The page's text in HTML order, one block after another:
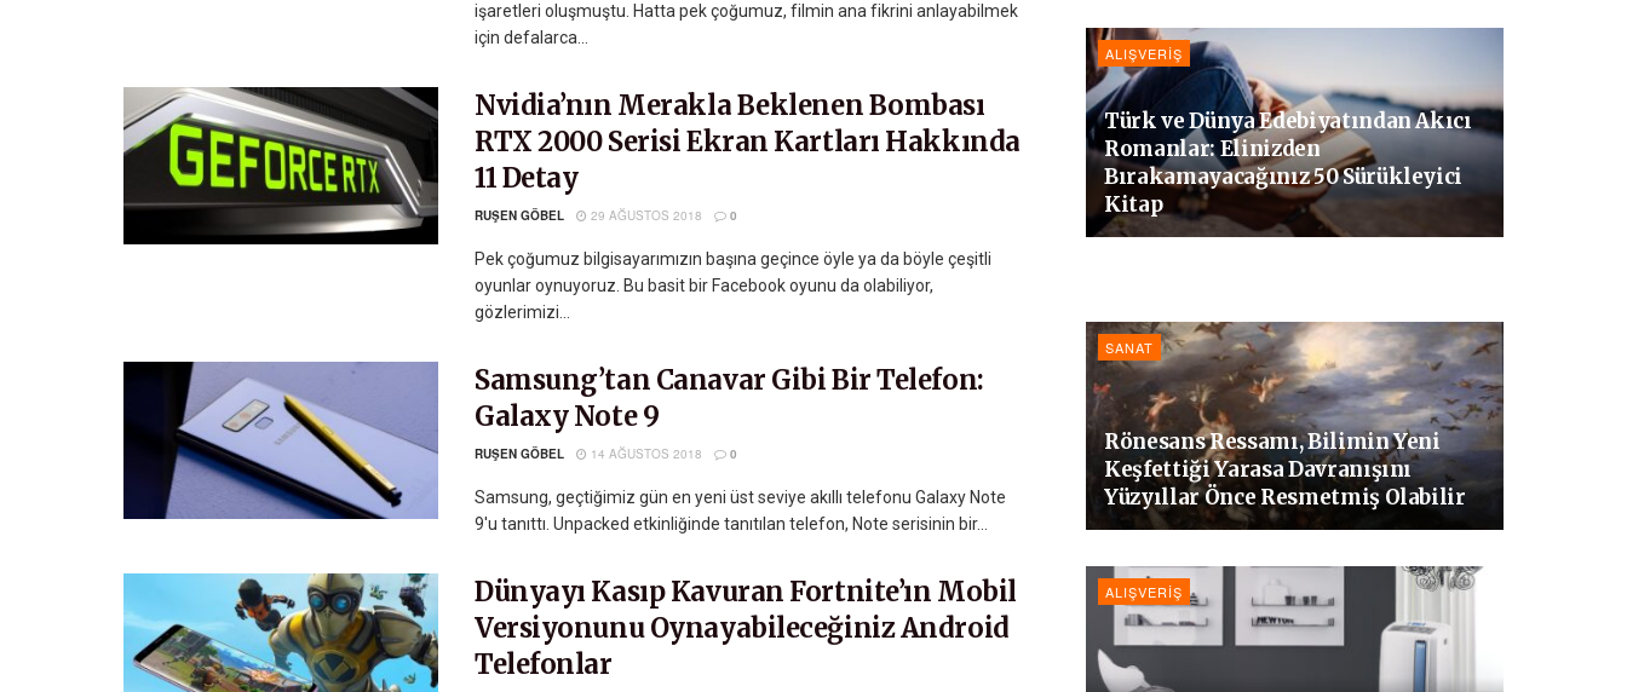
işaretleri oluşmuştu. Hatta pek çoğumuz, filmin ana fikrini anlayabilmek
için defalarca...
Nvidia’nın Merakla Beklenen Bombası
RTX 2000 Serisi Ekran Kartları Hakkında
11 Detay
RUŞEN GÖBEL 29 AĞUSTOS 2018 0
Pek çoğumuz bilgisayarımızın başına geçince öyle ya da böyle çeşitli
oyunlar oynuyoruz. Bu basit bir Facebook oyunu da olabiliyor,
gözlerimizi...
Samsung’tan Canavar Gibi Bir Telefon:
Galaxy Note 9
RUŞEN GÖBEL 14 AĞUSTOS 2018 0
Samsung, geçtiğimiz gün en yeni üst seviye akıllı telefonu Galaxy Note
9'u tanıttı. Unpacked etkinliğinde tanıtılan telefon, Note serisinin bir...
Dünyayı Kasıp Kavuran Fortnite’ın Mobil
Versiyonunu Oynayabileceğiniz Android
Telefonlar
ALIŞVERIŞ
Türk ve Dünya Edebiyatından Akıcı
Romanlar: Elinizden
Bırakamayacağınız 50 Sürükleyici
Kitap
SANAT
Rönesans Ressamı, Bilimin Yeni
Keşfettiği Yarasa Davranışını
Yüzyıllar Önce Resmetmiş Olabilir
ALIŞVERIŞ